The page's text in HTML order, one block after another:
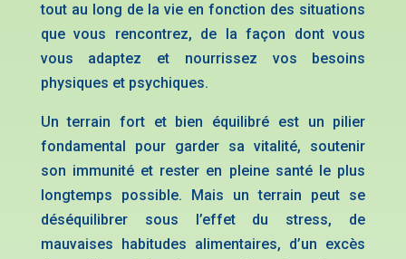
tout au long de la vie en fonction des situations
que vous rencontrez, de la façon dont vous
vous adaptez et nourrissez vos besoins
physiques et psychiques.
Un terrain fort et bien équilibré est un pilier
fondamental pour garder sa vitalité, soutenir
son immunité et rester en pleine santé le plus
longtemps possible. Mais un terrain peut se
déséquilibrer sous l’effet du stress, de
mauvaises habitudes alimentaires, d’un excès